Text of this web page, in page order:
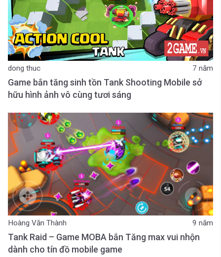
dong thuc 7 năm
Game bắn tăng sinh tồn Tank Shooting Mobile sở
hữu hình ảnh vô cùng tươi sáng
Hoàng Văn Thành 9 năm
Tank Raid – Game MOBA bắn Tăng max vui nhộn
dành cho tín đồ mobile game